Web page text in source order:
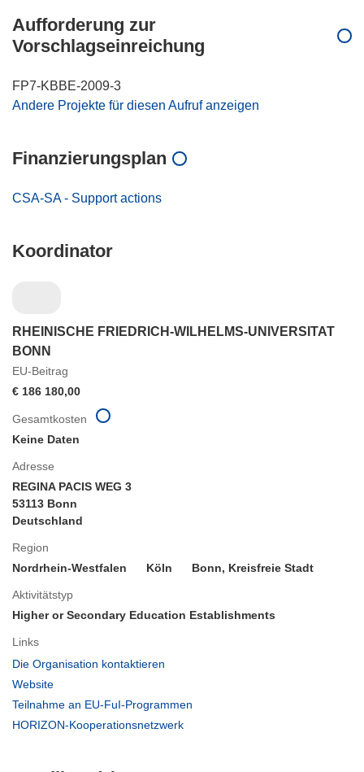
Aufforderung zur
Vorschlagseinreichung
FP7-KBBE-2009-3
Andere Projekte für diesen Aufruf anzeigen
Finanzierungsplan
CSA-SA - Support actions
Koordinator
RHEINISCHE FRIEDRICH-WILHELMS-UNIVERSITAT
BONN
EU-Beitrag
€ 186 180,00
Adresse
REGINA PACIS WEG 3
53113 Bonn
Deutschland
Region
Nordrhein-Westfalen
Köln Bonn, Kreisfreie Stadt
Aktivitätstyp
Higher or Secondary Education Establishments
Links
Die Organisation kontaktieren
Website
in
Fenster)
Teilnahme an EU-FuI-Programmen
HORIZON-Kooperationsnetzwerk
Gesamtkosten
Keine Daten